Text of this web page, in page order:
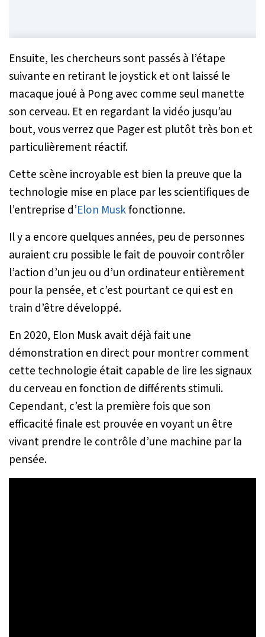
Ensuite, les chercheurs sont passés à l’étape
suivante en retirant le joystick et ont laissé le
macaque joué à Pong avec comme seul manette
son cerveau. Et en regardant la vidéo jusqu’au
bout, vous verrez que Pager est plutôt très bon et
particulièrement réactif.
Cette scène incroyable est bien la preuve que la
technologie mise en place par les scientifiques de
l’entreprise d’Elon Muskfonctionne.
Il y a encore quelques années, peu de personnes
auraient cru possible le fait de pouvoir contrôler
l’action d’un jeu ou d’un ordinateur entièrement
pour la pensée, et c’est pourtant ce qui est en
train d’être développé.
En 2020, Elon Musk avait déjà fait une
démonstration en direct pour montrer comment
cette technologie était capable de lire les signaux
du cerveau en fonction de différents stimuli.
Cependant, c’est la première fois que son
efficacité finale est prouvée en voyant un être
vivant prendre le contrôle d’une machine par la
pensée.